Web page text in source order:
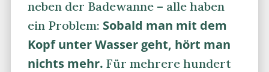
neben der Badewanne – alle haben
ein Problem: Sobald man mit dem
Kopf unter Wasser geht, hört man
nichts mehr. Für mehrere hundert